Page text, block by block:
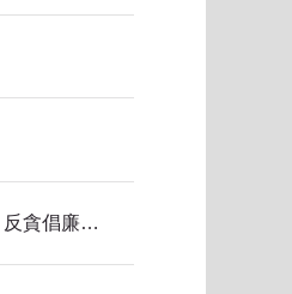
115年新北市政府警察局「共植三一廉政安定樹」反貪倡廉有獎徵答得獎名單公告